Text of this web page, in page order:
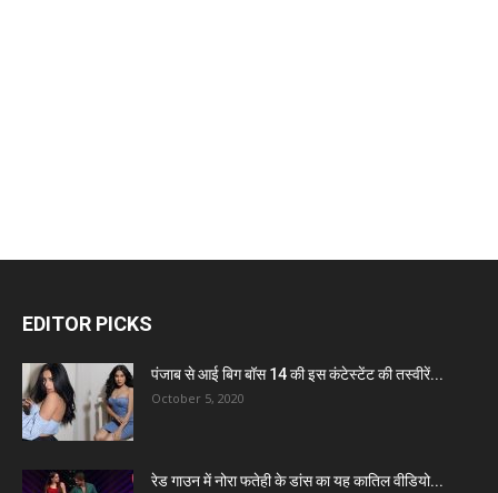
EDITOR PICKS
पंजाब से आई बिग बॉस 14 की इस कंटेस्टेंट की तस्वीरें...
October 5, 2020
रेड गाउन में नोरा फतेही के डांस का यह कातिल वीडियो...